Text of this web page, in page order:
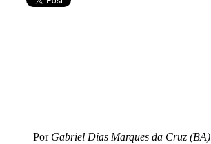
Por Gabriel Dias Marques da Cruz (BA)